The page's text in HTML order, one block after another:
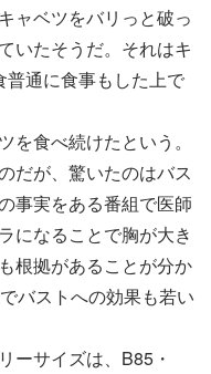
ャベツをバリっと破っ
いたそうだ。それはキ
普通に食事もした上で
を食べ続けたという。
だが、驚いたのはバス
事実をある番組で医師
になることで胸が大き
根拠があることが分か
バストへの効果も若い
ーサイズは、B85・